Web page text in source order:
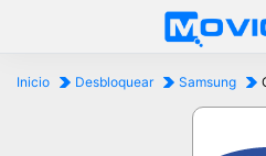
Inicio Desbloquear Samsung